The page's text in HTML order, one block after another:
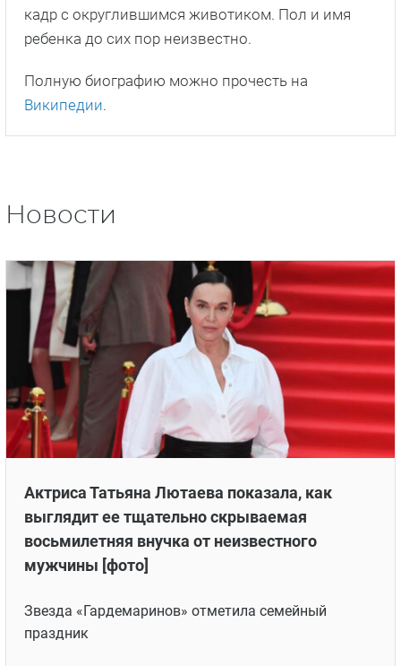
кадр с округлившимся животиком. Пол и имя
ребенка до сих пор неизвестно.
Полную биографию можно прочесть на
Википедии.
Новости
Актриса Татьяна Лютаева показала, как
выглядит ее тщательно скрываемая
восьмилетняя внучка от неизвестного
мужчины [фото]
Звезда «Гардемаринов» отметила семейный
праздник